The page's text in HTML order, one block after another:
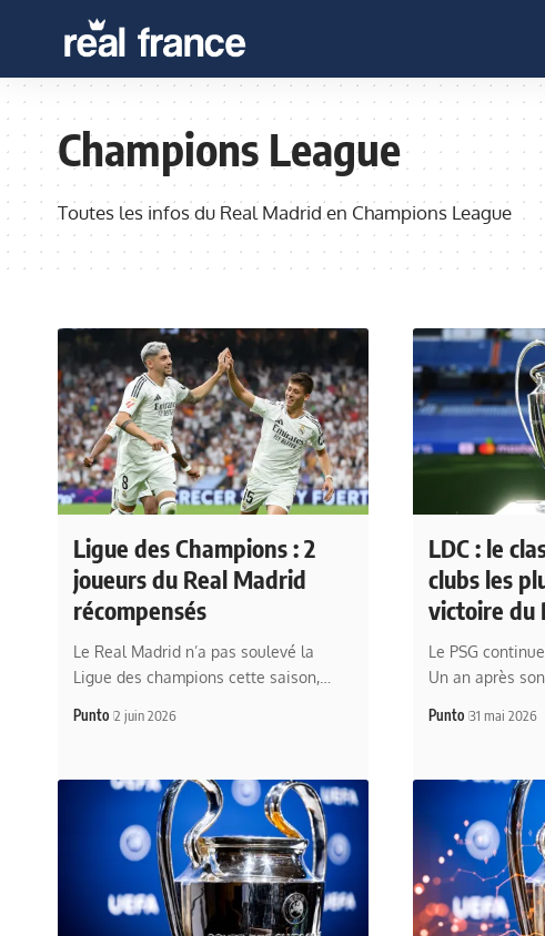
Champions League
Toutes les infos du Real Madrid en Champions League
Ligue des Champions : 2
joueurs du Real Madrid
récompensés
Le Real Madrid n’a pas soulevé la
Ligue des champions cette saison,…
Punto 2 juin 2026
LDC : le
clubs les
victoire du
Le PSG
Un an après
Punto 31 mai 2026